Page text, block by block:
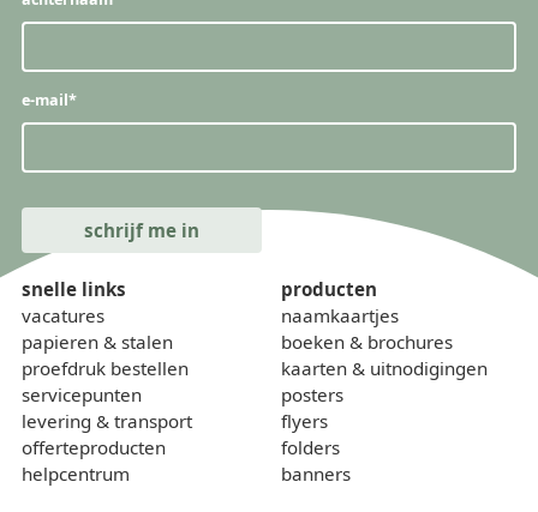
e-mail*
snelle links
vacatures
papieren & stalen
proefdruk bestellen
servicepunten
levering & transport
offerteproducten
helpcentrum
producten
naamkaartjes
boeken & brochures
kaarten & uitnodigingen
posters
flyers
folders
banners